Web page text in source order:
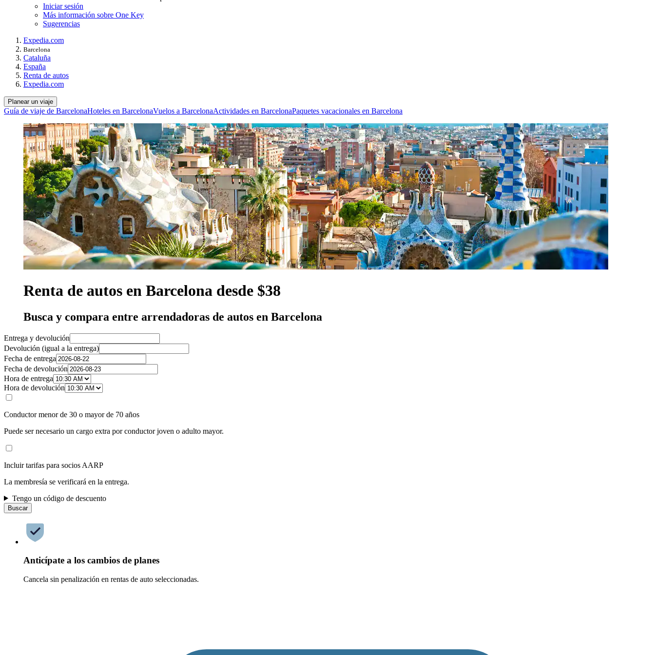
Iniciar sesión
Más información sobre One Key
Sugerencias
Expedia.com
Barcelona
Cataluña
España
Renta de autos
Expedia.com
Planear un viaje
Guía de viaje de BarcelonaHoteles en BarcelonaVuelos a BarcelonaActividades en BarcelonaPaquetes vacacionales en Barcelona
Renta de autos en Barcelona desde $38
Busca y compara entre arrendadoras de autos en Barcelona
Entrega y devolución
Devolución (igual a la entrega)
Fecha de entrega
Fecha de devolución
Hora de entrega
Hora de devolución
Conductor menor de 30 o mayor de 70 años
Puede ser necesario un cargo extra por conductor joven o adulto mayor.
Incluir tarifas para socios AARP
La membresía se verificará en la entrega.
Tengo un código de descuento
Buscar
Anticípate a los cambios de planes
Cancela sin penalización en rentas de auto seleccionadas.